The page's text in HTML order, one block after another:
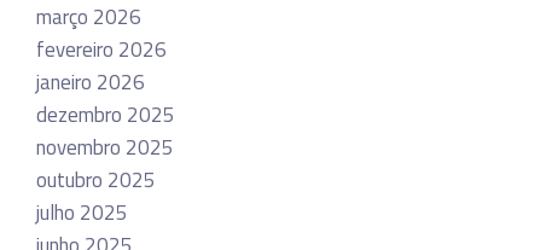
março 2026
fevereiro 2026
janeiro 2026
dezembro 2025
novembro 2025
outubro 2025
julho 2025